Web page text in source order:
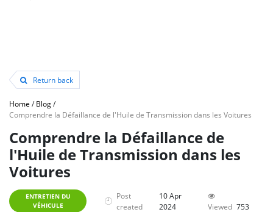
Return back
Home /Blog/
Comprendre la Défaillance de l'Huile de Transmission dans les Voitures
Comprendre la Défaillance de
l'Huile de Transmission dans les
Voitures
ENTRETIEN DU
VÉHICULE
Post
created
10 Apr
2024
Viewed 753